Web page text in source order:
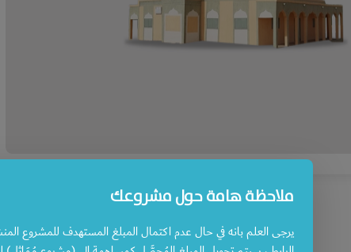
ملاحظة هامة حول مشروعك
يرجى العلم بانه في حال عدم اكتمال المبلغ المستهدف للمشروع